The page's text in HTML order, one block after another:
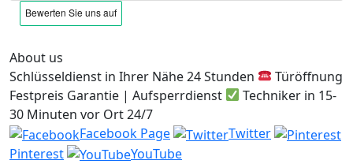
About us
Schlüsseldienst in Ihrer Nähe 24 Stunden
Türöffnung
Festpreis Garantie | Aufsperrdienst
Techniker in 15-
30 Minuten vor Ort 24/7
Facebook Page
Twitter
Pinterest
YouTube